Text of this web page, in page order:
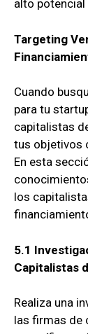
alto potencial
Targeting
Cuando
para tu
capitalistas
tus objetivos
En esta
los
5.1
Capitalistas
Realiza una
las firmas de